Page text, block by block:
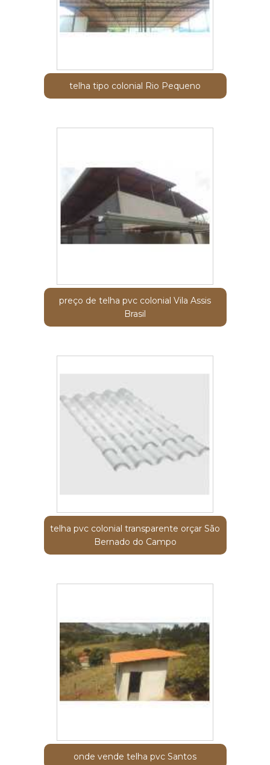
telha tipo colonial Rio Pequeno
preço de telha pvc colonial Vila Assis
Brasil
telha pvc colonial transparente orçar São
Bernado do Campo
onde vende telha pvc Santos